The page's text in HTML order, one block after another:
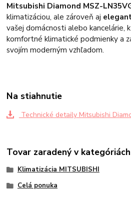
Mitsubishi Diamond MSZ-
klimatizáciou, ale zároveň aj
vašej domácnosti alebo kancelárie,
komfortné klimatické podmienky a
svojím moderným vzhľadom.
Na stiahnutie
Technické detaily Mitsubishi
Tovar zaradený v kategóriách
Klimatizácia MITSUBISHI
Celá ponuka